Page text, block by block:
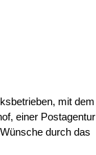
mit dem
einer Postagentur
durch das